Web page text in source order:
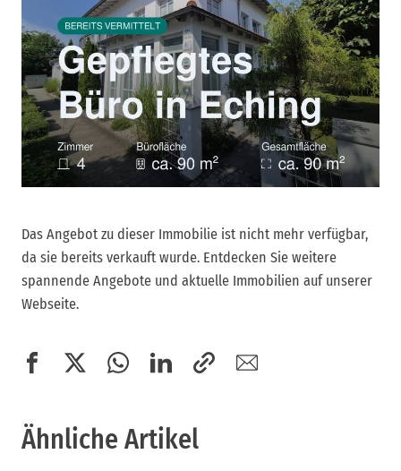
Das Angebot zu dieser Immobilie ist nicht mehr verfügbar,
da sie bereits verkauft wurde. Entdecken Sie weitere
spannende Angebote und aktuelle Immobilien auf unserer
Webseite.
Ähnliche Artikel